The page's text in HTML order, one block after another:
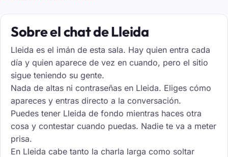
Sobre el chat de Lleida
Lleida es el imán de esta sala. Hay quien entra cada
día y quien aparece de vez en cuando, pero el sitio
sigue teniendo su gente.
Nada de altas ni contraseñas en Lleida. Eliges cómo
apareces y entras directo a la conversación.
Puedes tener Lleida de fondo mientras haces otra
cosa y contestar cuando puedas. Nadie te va a meter
prisa.
En Lleida cabe tanto la charla larga como soltar